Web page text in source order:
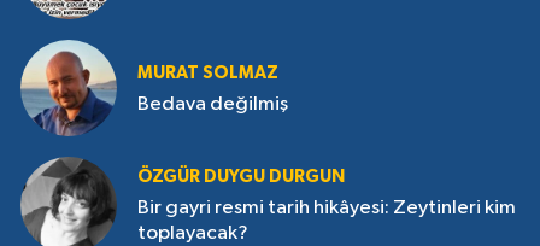
MURAT SOLMAZ
Bedava değilmiş
ÖZGÜR DUYGU DURGUN
Bir gayri resmi tarih hikâyesi: Zeytinleri kim
toplayacak?